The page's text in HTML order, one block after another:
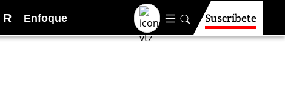
R Enfoque Suscríbete